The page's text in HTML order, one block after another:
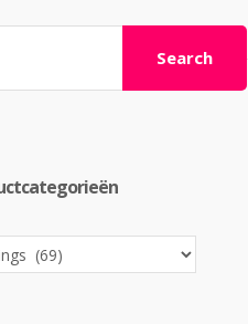
Search